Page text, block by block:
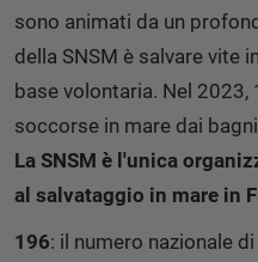
sono animati da un
della SNSM è salvare vite
base volontaria. Nel
soccorse in mare dai
La SNSM è l'unica
al salvataggio in mare in
196: il numero nazionale